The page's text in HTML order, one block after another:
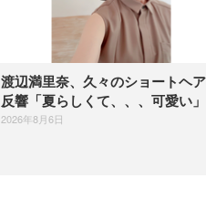
渡辺満里奈、久々のショートヘ
反響「夏らしくて、、、可愛い」
2026年8月6日